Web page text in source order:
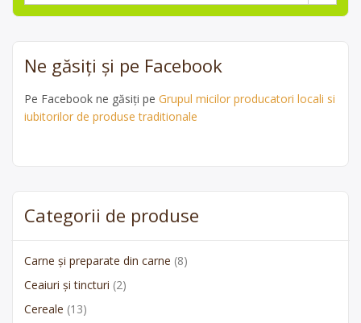
Ne găsiți și pe Facebook
Pe Facebook ne găsiți pe Grupul micilor producatori locali si
iubitorilor de produse traditionale
Categorii de produse
Carne și preparate din carne (8)
Ceaiuri și tincturi (2)
Cereale (13)